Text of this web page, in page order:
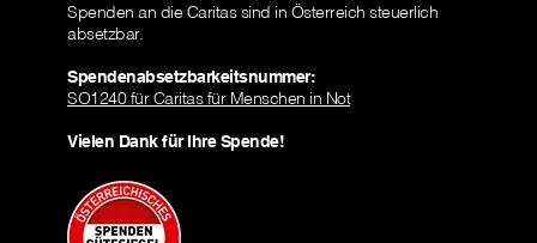
Spenden an die Caritas sind in Österreich steuerlich
absetzbar.
Spendenabsetzbarkeitsnummer:
SO1240 für Caritas für Menschen in Not
Vielen Dank für Ihre Spende!